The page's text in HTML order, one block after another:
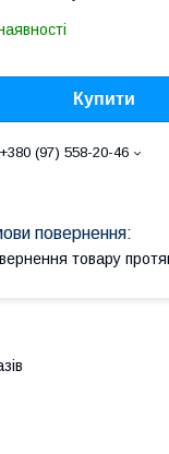
Купити
+380 (97) 558-20-46
товару